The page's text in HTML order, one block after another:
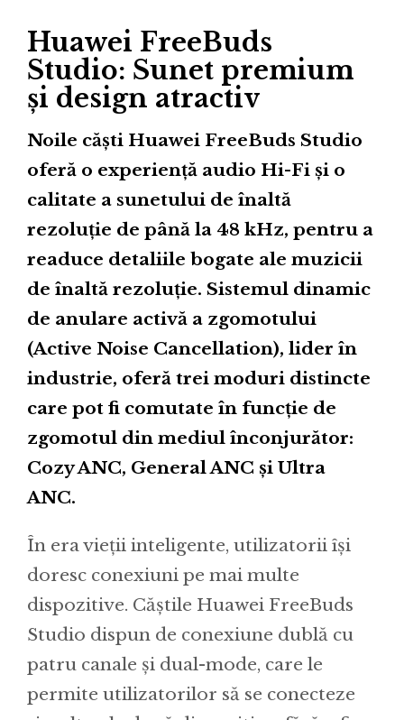
Huawei FreeBuds
Studio: Sunet premium
și design atractiv
Noile căști Huawei FreeBuds Studio
oferă o experiență audio Hi-Fi și o
calitate a sunetului de înaltă
rezoluție de până la 48 kHz, pentru a
readuce detaliile bogate ale muzicii
de înaltă rezoluție. Sistemul dinamic
de anulare activă a zgomotului
(Active Noise Cancellation), lider în
industrie, oferă trei moduri distincte
care pot fi comutate în funcție de
zgomotul din mediul înconjurător:
Cozy ANC, General ANC și Ultra
ANC.
În era vieții inteligente, utilizatorii își
doresc conexiuni pe mai multe
dispozitive. Căștile Huawei FreeBuds
Studio dispun de conexiune dublă cu
patru canale și dual-mode, care le
permite utilizatorilor să se conecteze